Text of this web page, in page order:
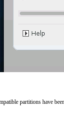
partitions have